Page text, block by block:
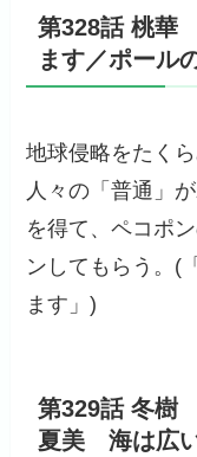
第328話 桃華
ます／ポール
地球侵略をたく
人々の「普通」
を得て、ペコポ
ンしてもらう。(
ます」)
第329話 冬樹
夏美 海は広